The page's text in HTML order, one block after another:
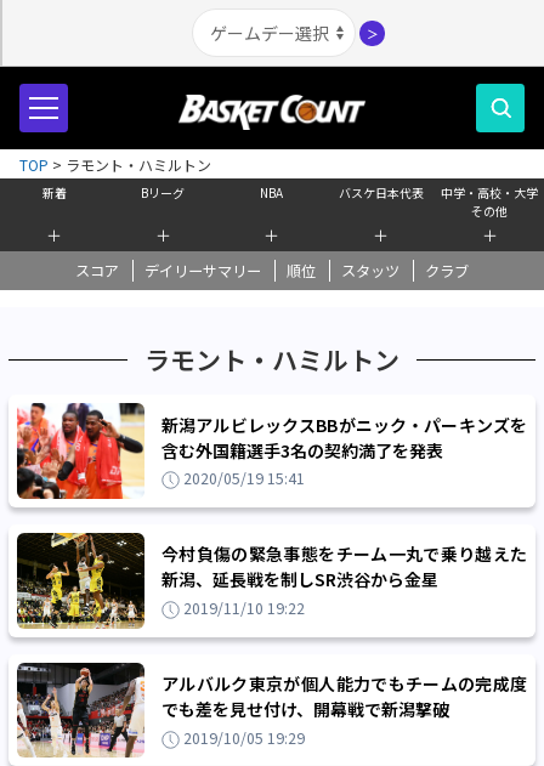
＞
新着
＋
Bリーグ
＋
NBA
＋
バスケ日本代表
＋
中学・高校・大学
その他
＋
スコア デイリーサマリー 順位 スタッツ クラブ
TOP > ラモント・ハミルトン
ラモント・ハミルトン
新潟アルビレックスBBがニック・パーキンズを
含む外国籍選手3名の契約満了を発表
2020/05/19 15:41
今村負傷の緊急事態をチーム一丸で乗り越えた
新潟、延長戦を制しSR渋谷から金星
2019/11/10 19:22
アルバルク東京が個人能力でもチームの完成度
でも差を見せ付け、開幕戦で新潟撃破
2019/10/05 19:29